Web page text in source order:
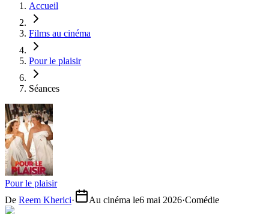
Accueil
Films au cinéma
Pour le plaisir
Séances
Pour le plaisir
De Reem Kherici· Au cinéma le6 mai 2026·Comédie